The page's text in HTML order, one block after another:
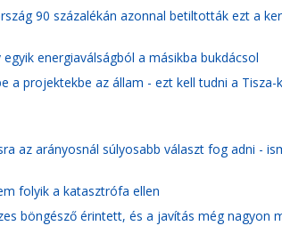
90 százalékán azonnal betiltották ezt a
energiaválságból a másikba bukdácsol
a projektekbe az állam - ezt kell tudni a Tisza-
az arányosnál súlyosabb választ fog adni -
folyik a katasztrófa ellen
böngésző érintett, és a javítás még nagyon